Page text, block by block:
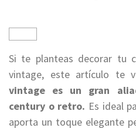
Si te planteas decorar tu
vintage, este artículo te
vintage es un gran
century o retro. Es ideal
aporta un toque elegante